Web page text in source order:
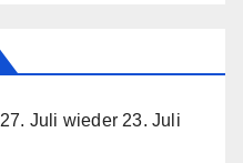
Juli wieder 23. Juli